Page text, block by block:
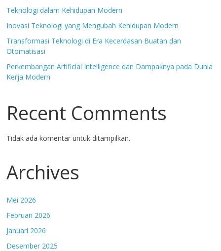
Teknologi dalam Kehidupan Modern
Inovasi Teknologi yang Mengubah Kehidupan Modern
Transformasi Teknologi di Era Kecerdasan Buatan dan
Otomatisasi
Perkembangan Artificial Intelligence dan Dampaknya pada Dunia
Kerja Modern
Recent Comments
Tidak ada komentar untuk ditampilkan.
Archives
Mei 2026
Februari 2026
Januari 2026
Desember 2025